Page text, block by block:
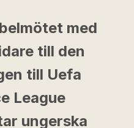
med
till den
till Uefa
League
ungerska